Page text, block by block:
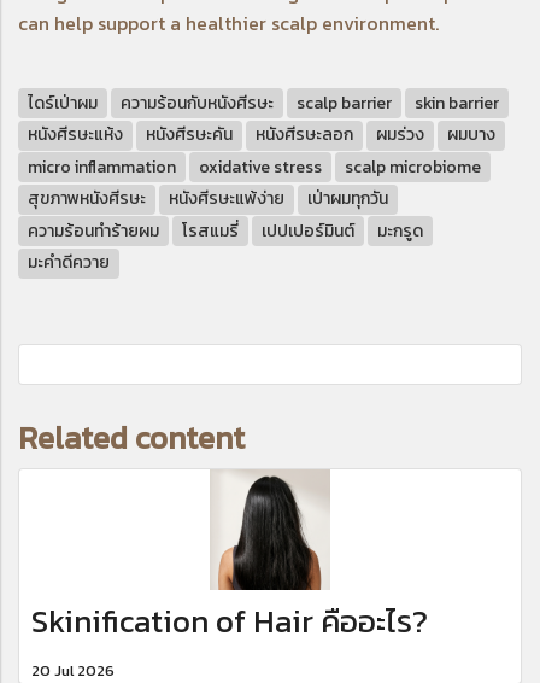
can help support a healthier scalp environment.
ไดร์เป่าผม ความร้อนกับหนังศีรษะ scalp barrier
skin barrier
หนังศีรษะแห้ง
หนังศีรษะคัน หนังศีรษะลอก ผมร่วง
ผมบาง
micro inflammation
oxidative stress
scalp microbiome
สุขภาพหนังศีรษะ
หนังศีรษะแพ้ง่าย
เป่าผมทุกวัน
ความร้อนทำร้ายผม
โรสแมรี่ เปปเปอร์มินต์
มะกรูด
มะคำดีควาย
Related content
Skinification of Hair คืออะไร?
20 Jul 2026